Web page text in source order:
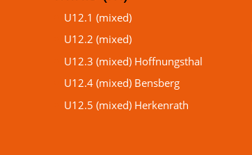
U12.1 (mixed)
U12.2 (mixed)
U12.3 (mixed) Hoffnungsthal
U12.4 (mixed) Bensberg
U12.5 (mixed) Herkenrath